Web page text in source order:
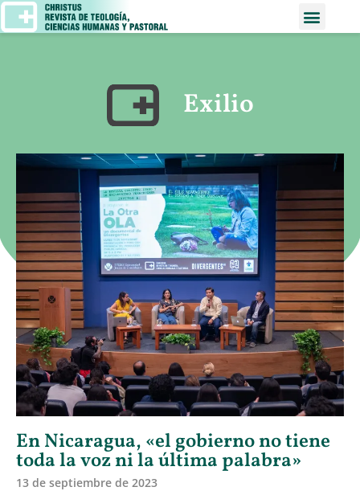
Exilio
En Nicaragua, «el gobierno no tiene
toda la voz ni la última palabra»
13 de septiembre de 2023